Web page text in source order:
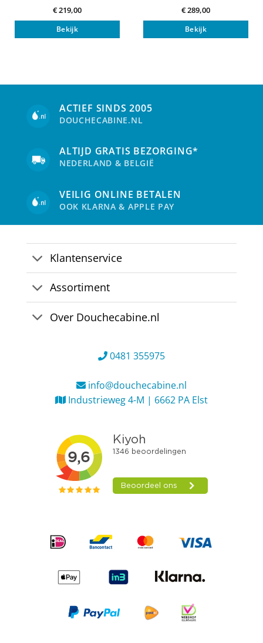
€219,00
Bekijk
€289,00
Bekijk
ACTIEF SINDS 2005
DOUCHECABINE.NL
ALTIJD GRATIS BEZORGING*
NEDERLAND & BELGIË
VEILIG ONLINE BETALEN
OOK KLARNA & APPLE PAY
Klantenservice
Assortiment
Over Douchecabine.nl
0481 355975
info@douchecabine.nl
Industrieweg 4-M | 6662 PA Elst